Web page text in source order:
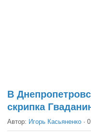
Выборы
Деньги
В
скрипка
Автор: Игорь Касьяненко ·